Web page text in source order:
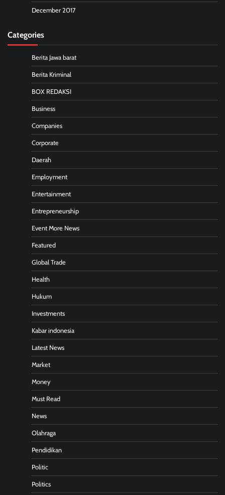
December 2017
Categories
Berita Jawa barat
Berita Kriminal
BOX REDAKSI
Business
Companies
Corporate
Daerah
Employment
Entertainment
Entrepreneurship
Event More News
Featured
Global Trade
Health
Hukum
Investments
Kabar indonesia
Latest News
Market
Money
Must Read
News
Olahraga
Pendidikan
Politic
Politics